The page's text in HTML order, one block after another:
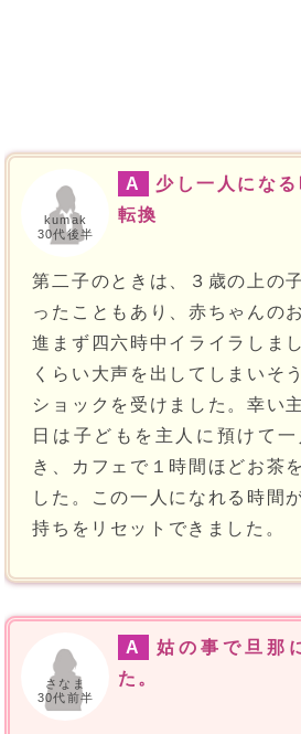
kumak
30代後半
A
少し一人にな
転換
第二子のときは、３歳の上の
ったこともあり、赤ちゃんの
進まず四六時中イライラしま
くらい大声を出してしまいそ
ショックを受けました。幸い
日は子どもを主人に預けて
き、カフェで１時間ほどお茶
した。この一人になれる時間
持ちをリセットできました。
さなま
30代前半
A
姑の事で旦那
た。